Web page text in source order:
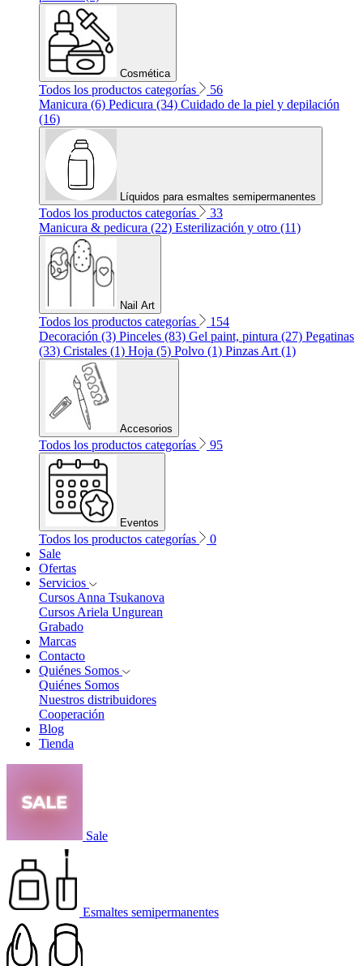
Cosmética
Todos los productos categorías
56
Manicura (6) Pedicura (34) Cuidado de la piel y depilación
(16)
Líquidos para esmaltes semipermanentes
Todos los productos categorías
33
Manicura & pedicura (22) Esterilización y otro (11)
Nail Art
Todos los productos categorías
154
Decoración (3) Pinceles (83) Gel paint, pintura (27) Pegatinas
(33) Cristales (1) Hoja (5) Polvo (1) Pinzas Art (1)
Accesorios
Todos los productos categorías 95
Eventos
Todos los productos categorías
0
Sale
Ofertas
Servicios
Cursos Anna Tsukanova
Cursos Ariela Ungurean
Grabado
Marcas
Contacto
Quiénes Somos
Quiénes Somos
Nuestros distribuidores
Cooperación
Blog
Tienda
Sale
Esmaltes semipermanentes